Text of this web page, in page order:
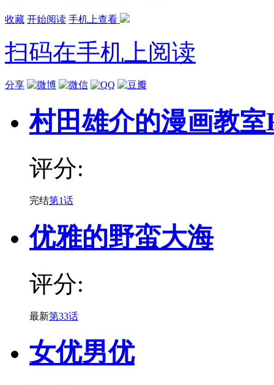
收藏 开始阅读 手机上查看
扫码在手机上阅读
分享
村田雄介的漫画教室
评分:
完结第1话
优雅的野蛮大海
评分:
最新第33话
女优男优